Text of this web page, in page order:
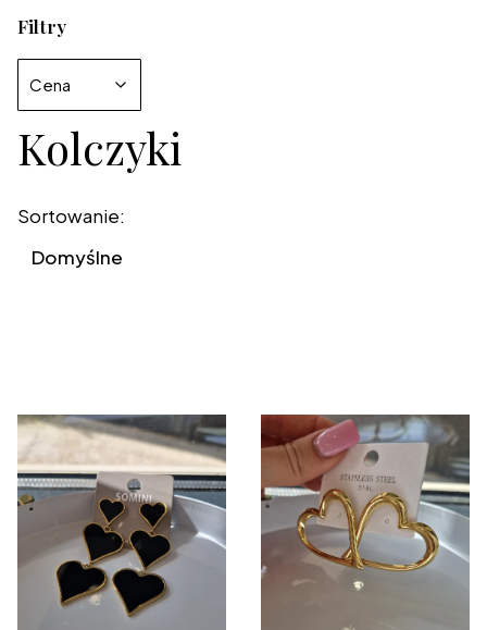
Filtry
Cena
Koniec filtrów
Kolczyki
Lista produktów
Sortowanie:
Domyślne